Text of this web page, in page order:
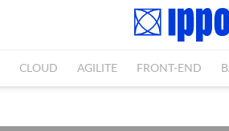
CLOUD AGILITE FRONT-END